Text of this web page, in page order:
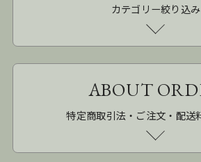
カテゴリー絞り込み
ABOUT
特定商取引法・ご注文・配送